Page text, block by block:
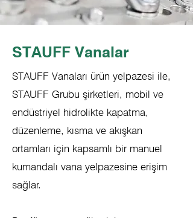
STAUFF Vanalar
STAUFF Vanaları ürün yelpazesi ile,
STAUFF Grubu şirketleri, mobil ve
endüstriyel hidrolikte kapatma,
düzenleme, kısma ve akışkan
ortamları için kapsamlı bir manuel
kumandalı vana yelpazesine erişim
sağlar.